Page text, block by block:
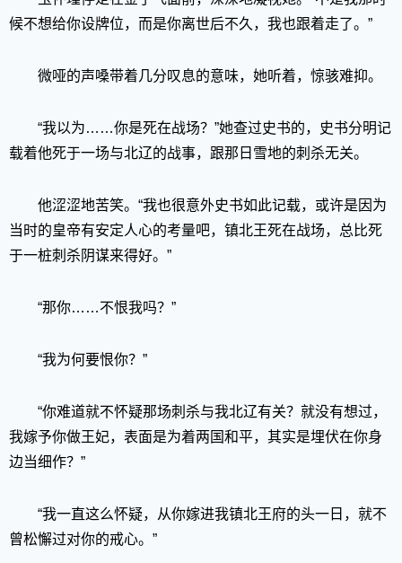
候不想给你设牌位，而是你离世后不久，我也跟着走了。”
微哑的声嗓带着几分叹息的意味，她听着，惊骇难抑。
“我以为……你是死在战场？”她查过史书的，史书分明记
载着他死于一场与北辽的战事，跟那日雪地的刺杀无关。
他涩涩地苦笑。“我也很意外史书如此记载，或许是因为
当时的皇帝有安定人心的考量吧，镇北王死在战场，总比死
于一桩刺杀阴谋来得好。”
“那你……不恨我吗？”
“我为何要恨你？”
“你难道就不怀疑那场刺杀与我北辽有关？就没有想过，
我嫁予你做王妃，表面是为着两国和平，其实是埋伏在你身
边当细作？”
“我一直这么怀疑，从你嫁进我镇北王府的头一日，就不
曾松懈过对你的戒心。”